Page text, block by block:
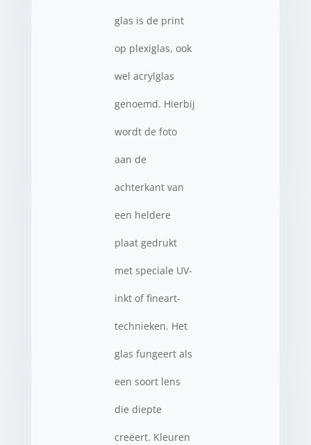
glas is de print
op plexiglas, ook
wel acrylglas
genoemd. Hierbij
wordt de foto
aan de
achterkant van
een heldere
plaat gedrukt
met speciale UV-
inkt of fineart-
technieken. Het
glas fungeert als
een soort lens
die diepte
creëert. Kleuren